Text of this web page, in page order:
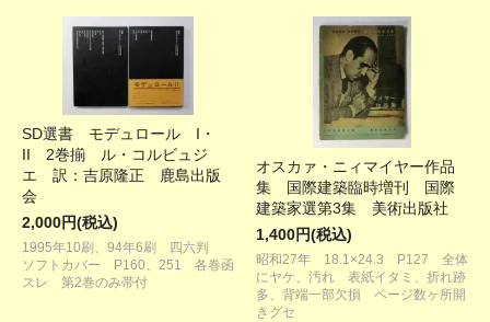
SD選書 モデュロール I・
II 2巻揃 ル・コルビュジ
エ 訳：吉原隆正 鹿島出版
会
2,000円(税込)
1995年10刷、94年6刷 四六判
ソフトカバー P160、251 各巻函
スレ 第2巻のみ帯付
オスカァ・ニィマイヤー作品
集 国際建築臨時増刊 国際
建築家選第3集 美術出版社
1,400円(税込)
昭和27年 18.1×24.3 P127 全体
にヤケ、汚れ 表紙イタミ、折れ跡
多、背端一部欠損 ページ数ヶ所開
きグセ